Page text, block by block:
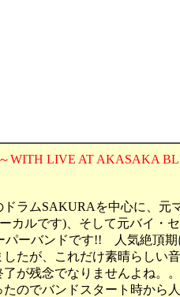
WITH LIVE AT AKASAKA
ラムSAKURAを中心に、元
カルです)、そして元バイ・
パーバンドです!! 人気絶頂期
たが、これだけ素晴らしい
が残念でなりませんよね。。
のでバンドスタート時から